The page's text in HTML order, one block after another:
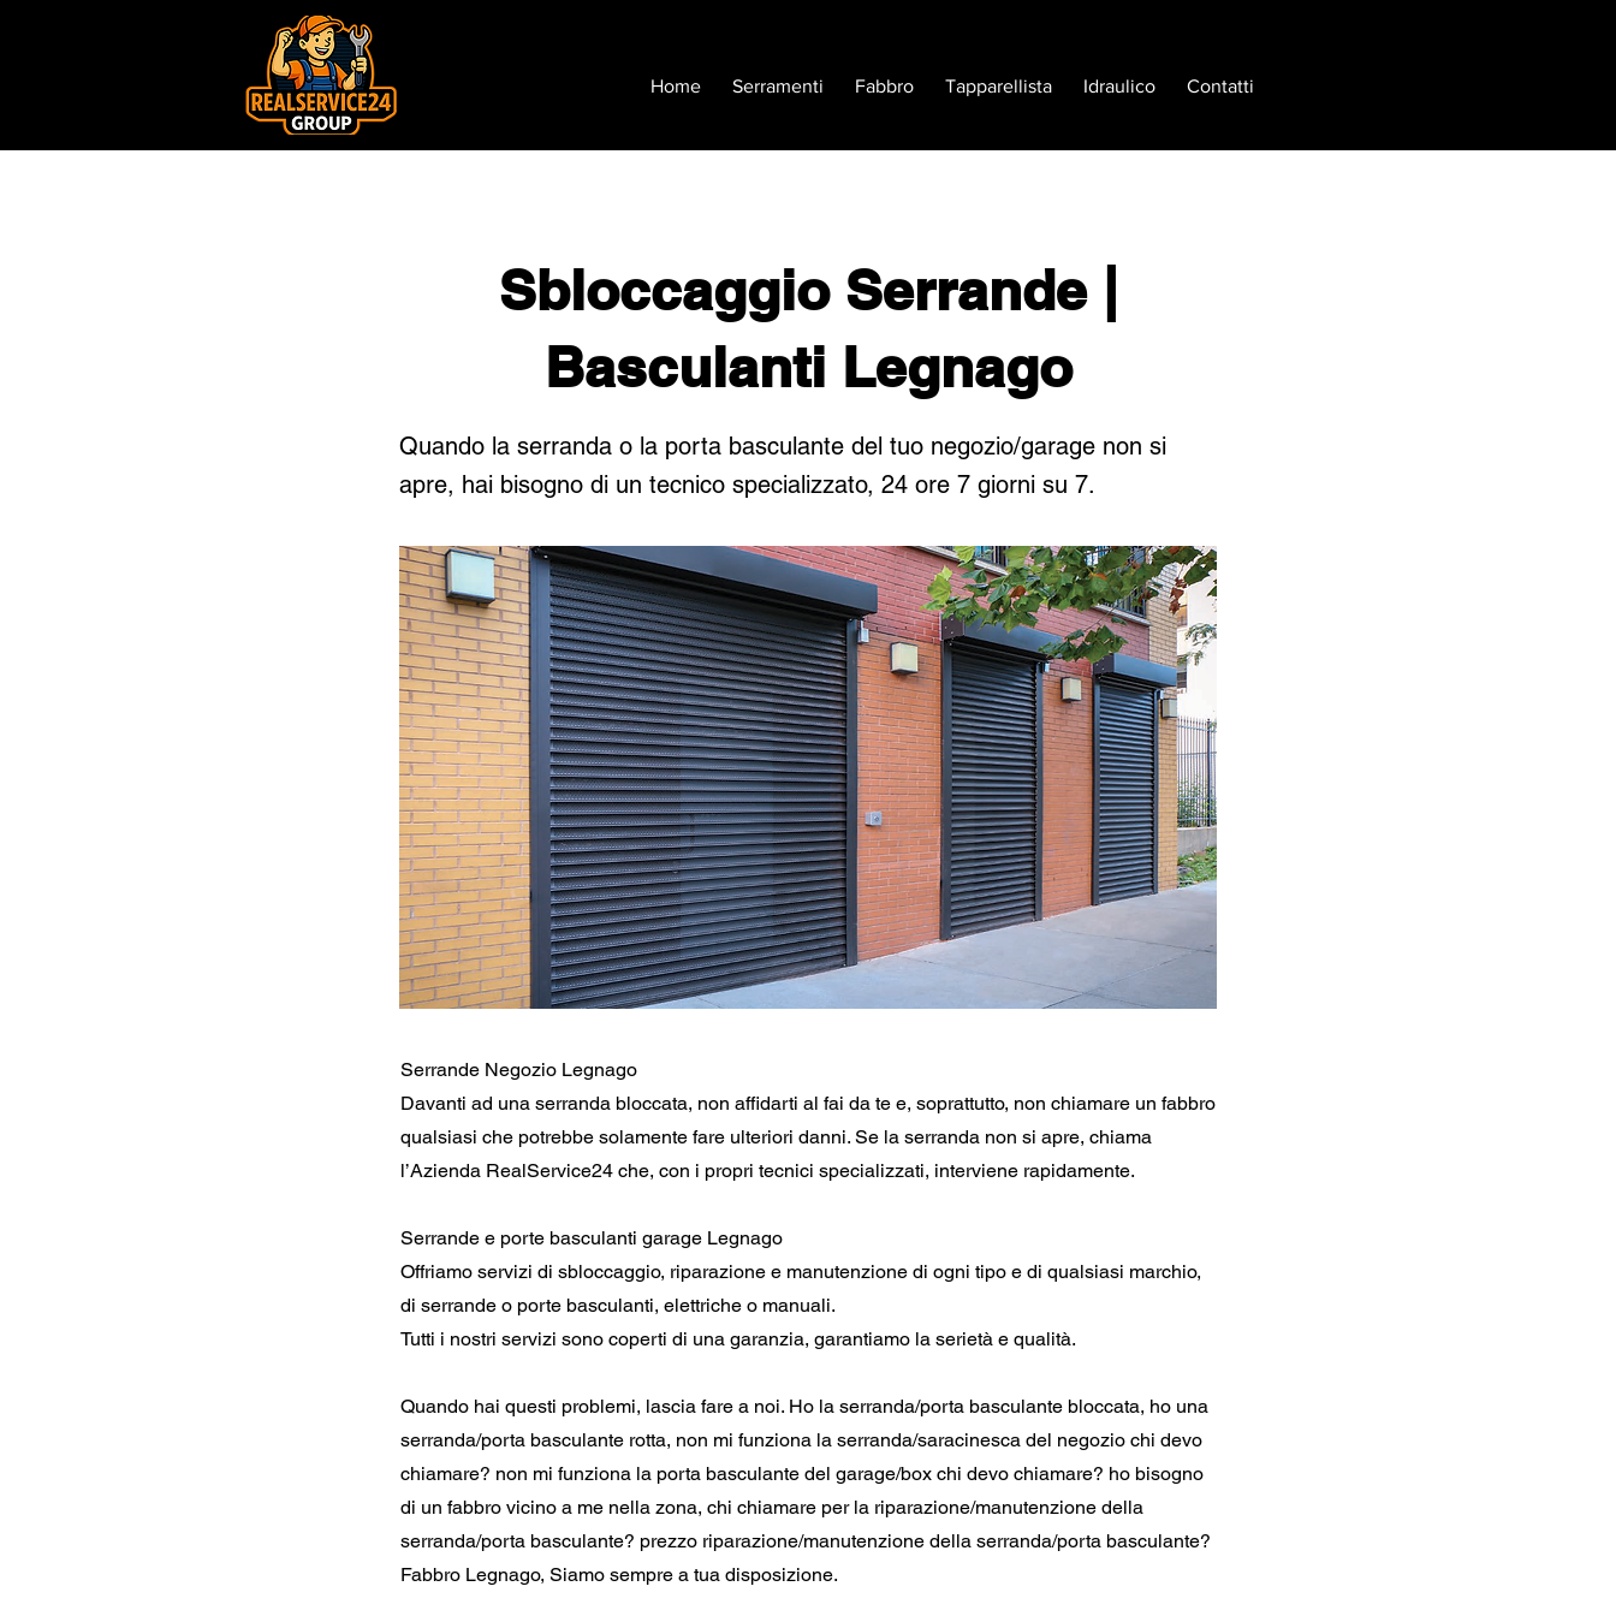
Home Serramenti Fabbro Tapparellista Idraulico Contatti
Sbloccaggio Serrande |
Basculanti Legnago
Quando la serranda o la porta basculante del tuo negozio/garage non si
apre, hai bisogno di un tecnico specializzato, 24 ore 7 giorni su 7.
Serrande Negozio Legnago
Davanti ad una serranda bloccata, non affidarti al fai da te e, soprattutto, non chiamare un fabbro
qualsiasi che potrebbe solamente fare ulteriori danni. Se la serranda non si apre, chiama
l’Azienda RealService24 che, con i propri tecnici specializzati, interviene rapidamente.
Serrande e porte basculanti garage Legnago
Offriamo servizi di sbloccaggio, riparazione e manutenzione di ogni tipo e di qualsiasi marchio,
di serrande o porte basculanti, elettriche o manuali.
Tutti i nostri servizi sono coperti di una garanzia, garantiamo la serietà e qualità.
Quando hai questi problemi, lascia fare a noi. Ho la serranda/porta basculante bloccata, ho una
serranda/porta basculante rotta, non mi funziona la serranda/saracinesca del negozio chi devo
chiamare? non mi funziona la porta basculante del garage/box chi devo chiamare? ho bisogno
di un fabbro vicino a me nella zona, chi chiamare per la riparazione/manutenzione della
serranda/porta basculante? prezzo riparazione/manutenzione della serranda/porta basculante?
Fabbro Legnago, Siamo sempre a tua disposizione.